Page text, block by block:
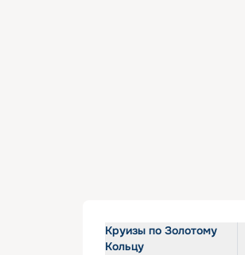
Круизы по Золотому
Кольцу